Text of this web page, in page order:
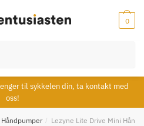
0
til sykkelen din, ta kontakt med
oss!
Håndpumper / Lezyne Lite Drive Mini